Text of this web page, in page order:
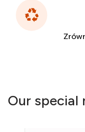
Our special